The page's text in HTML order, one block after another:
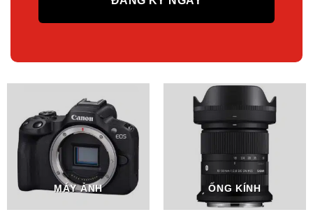
MÁY ẢNH ỐNG KÍNH